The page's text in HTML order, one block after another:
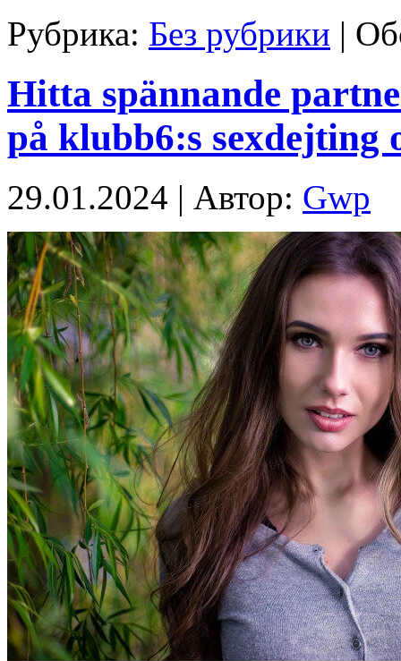
Рубрика: Без рубрики |
Hitta spännande
på klubb6:s sexdejting
29.01.2024 | Автор: Gwp